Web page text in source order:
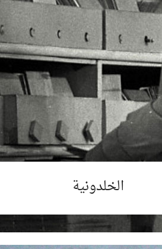
الخلدونية